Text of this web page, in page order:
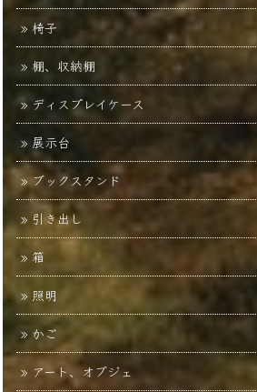
椅子
棚、収納棚
ディスプレイケース
展示台
ブックスタンド
引き出し
箱
照明
かご
アート、オブジェ